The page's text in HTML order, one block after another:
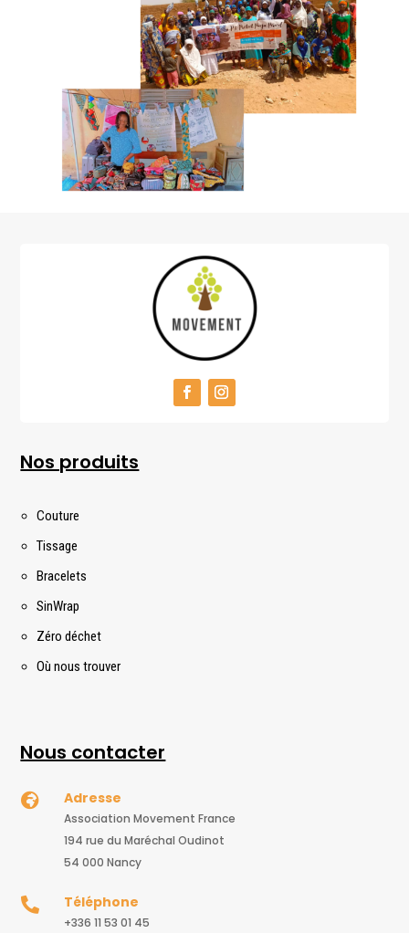
Nos produits
Couture
Tissage
Bracelets
SinWrap
Zéro déchet
Où nous trouver
Nous contacter
 Adresse
Association Movement France
194 rue du Maréchal Oudinot
54 000 Nancy
 Téléphone
+336 11 53 01 45